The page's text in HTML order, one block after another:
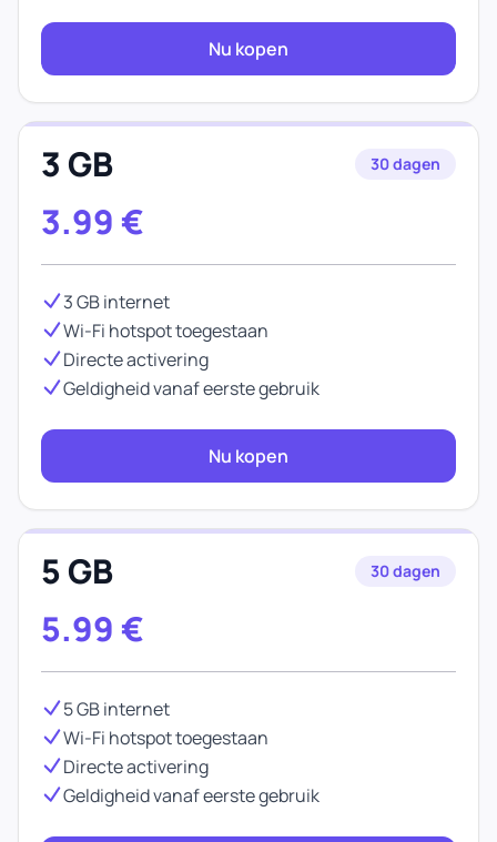
Nu kopen
3 GB 30 dagen
3.99 €
3 GB internet
Wi-Fi hotspot toegestaan
Directe activering
Geldigheid vanaf eerste gebruik
Nu kopen
5 GB 30 dagen
5.99 €
5 GB internet
Wi-Fi hotspot toegestaan
Directe activering
Geldigheid vanaf eerste gebruik